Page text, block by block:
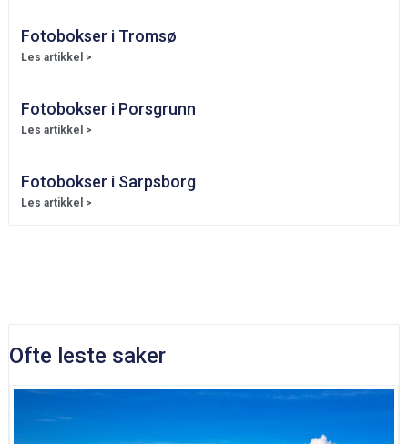
Fotobokser i Tromsø
Les artikkel >
Fotobokser i Porsgrunn
Les artikkel >
Fotobokser i Sarpsborg
Les artikkel >
Ofte leste saker